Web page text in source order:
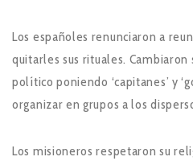
Los españoles renunciaron a
quitarles sus rituales.
político poniendo ‘capitanes’ y
organizar en grupos a los
Los misioneros respetaron su